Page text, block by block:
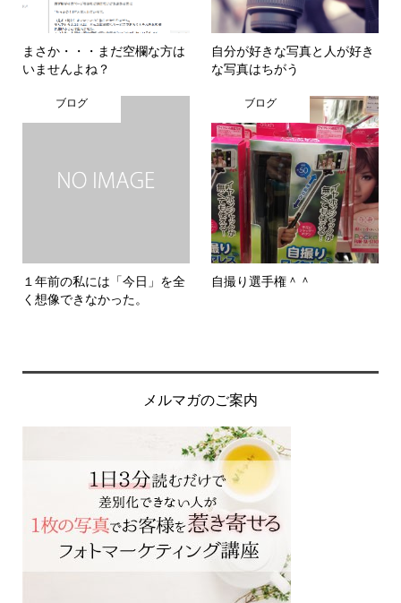
まさか・・・まだ空欄な方は
いませんよね？
自分が好きな写真と人が好き
な写真はちがう
ブログ
１年前の私には「今日」を全
く想像できなかった。
ブログ
自撮り選手権＾＾
メルマガのご案内